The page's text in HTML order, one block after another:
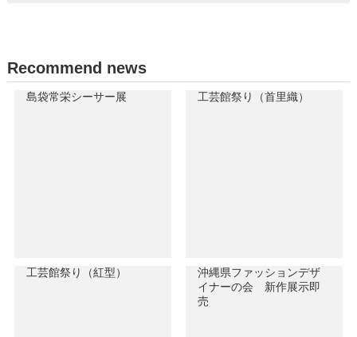
Recommend news
島袋常栄シーサー展 工芸館祭り（首里織）
工芸館祭り（紅型）
沖縄県ファッションデザ
イナーの会 新作展示即
売